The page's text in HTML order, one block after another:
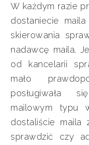
W każdym razie
dostaniecie
skierowania
nadawcę maila.
od kancelarii
mało
posługiwała
mailowym typu
dostaliście maila
sprawdzić czy